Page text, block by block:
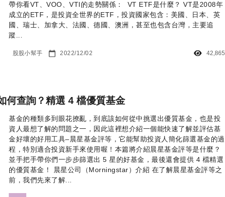
帶你看VT、VOO、VTI的走勢關係： VT ETF是什麼？ VT是2008年
成立的ETF，是投資全世界的ETF，投資國家包含：美國、日本、英
國、瑞士、加拿大、法國、德國、澳洲，甚至也包含台灣，主要追
蹤...
股股小幫手 2022/12/02 42,865
何查詢？精選 4 檔優質基金
基金的種類多到眼花撩亂，到底該如何從中挑選出優質基金，也是投
資人最想了解的問題之一，因此這裡想介紹一個能快速了解並評估基
金好壞的好用工具‒晨星基金評等，它能幫助投資人簡化篩選基金的過
程，特別適合投資新手來使用喔！本篇將介紹晨星基金評等是什麼？
並手把手帶你們一步步篩選出 5 星的好基金，最後還會提供 4 檔精選
的優質基金！ 晨星公司（Morningstar）介紹 在了解晨星基金評等之
前，我們先來了解...